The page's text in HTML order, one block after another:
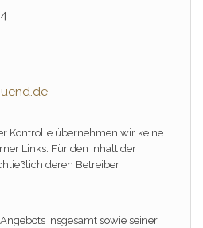
Kontrolle übernehmen wir keine
Links. Für den Inhalt der
deren Betreiber
insgesamt sowie seiner